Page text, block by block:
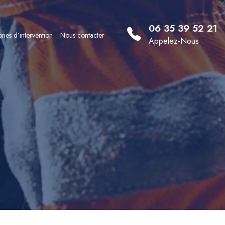
d’intervention Nous contacter 06 35 39 52 21
Appelez-Nous